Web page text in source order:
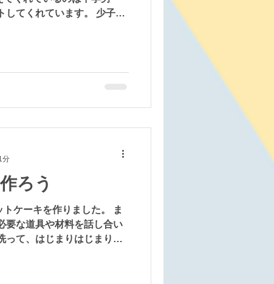
してくれています。 少子化
ろう
ケーキを作りました。 ま
要な道具や材料を話し合い
って、はじまりはじまり。
分